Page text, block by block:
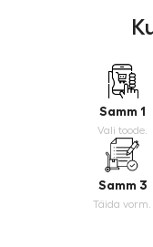
Samm 1
Vali toode.
Samm 3
Täida vorm.